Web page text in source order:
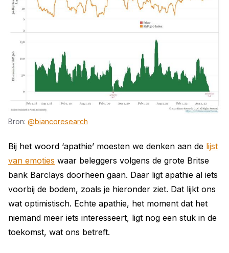
Bron: @biancoresearch
Bij het woord ‘apathie’ moesten we denken aan de lijst
van emoties waar beleggers volgens de grote Britse
bank Barclays doorheen gaan. Daar ligt apathie al iets
voorbij de bodem, zoals je hieronder ziet. Dat lijkt ons
wat optimistisch. Echte apathie, het moment dat het
niemand meer iets interesseert, ligt nog een stuk in de
toekomst, wat ons betreft.